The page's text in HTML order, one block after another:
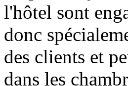
l'hôtel sont
donc
des clients et
dans les